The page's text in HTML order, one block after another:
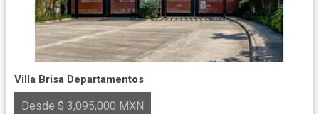
Villa Brisa Departamentos
Desde $ 3,095,000 MXN